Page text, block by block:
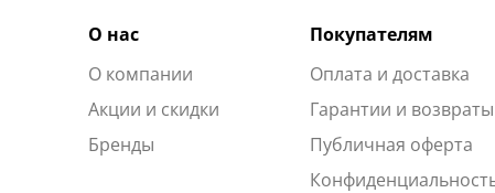
О нас
О компании
Акции и скидки
Бренды
Покупателям
Оплата и доставка
Гарантии и возвраты
Публичная оферта